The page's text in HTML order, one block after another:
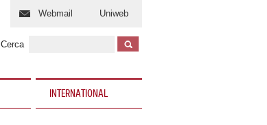
Webmail Uniweb
Cerca
INTERNATIONAL